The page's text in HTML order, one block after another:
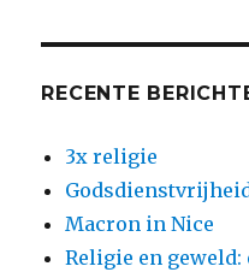
RECENTE
3x religie
Macron in Nice
Religie en